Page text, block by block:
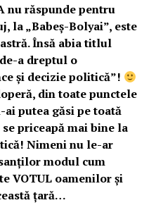
nu răspunde pentru
la „Babeş-Bolyai”, este
Însă abia titlul
a dreptul o
şi decizie politică”!
din toate punctele
ai putea găsi pe toată
priceapă mai bine la
Nimeni nu le-ar
modul cum
VOTUL oamenilor și
țară…